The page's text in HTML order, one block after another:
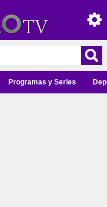
Programas y Series